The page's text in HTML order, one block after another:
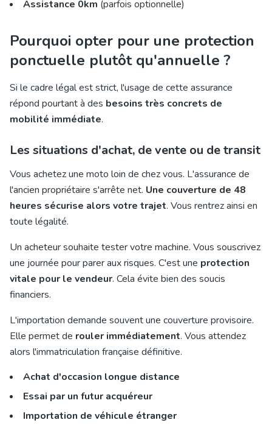
Assistance 0km (parfois optionnelle)
Pourquoi opter pour une protection
ponctuelle plutôt qu'annuelle ?
Si le cadre légal est strict, l'usage de cette assurance
répond pourtant à des besoins très concrets de
mobilité immédiate.
Les situations d'achat, de vente ou de transit
Vous achetez une moto loin de chez vous. L'assurance de
l'ancien propriétaire s'arrête net. Une couverture de 48
heures sécurise alors votre trajet. Vous rentrez ainsi en
toute légalité.
Un acheteur souhaite tester votre machine. Vous souscrivez
une journée pour parer aux risques. C'est une protection
vitale pour le vendeur. Cela évite bien des soucis
financiers.
L'importation demande souvent une couverture provisoire.
Elle permet de rouler immédiatement. Vous attendez
alors l'immatriculation française définitive.
Achat d'occasion longue distance
Essai par un futur acquéreur
Importation de véhicule étranger